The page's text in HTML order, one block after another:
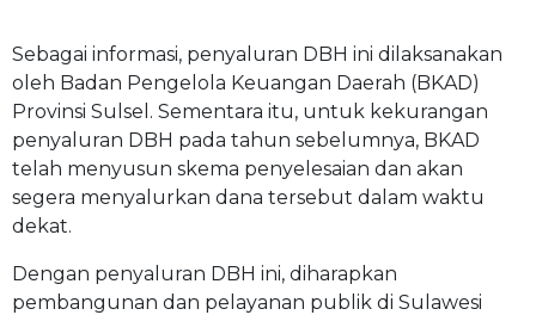
Sebagai informasi, penyaluran DBH ini dilaksanakan
oleh Badan Pengelola Keuangan Daerah (BKAD)
Provinsi Sulsel. Sementara itu, untuk kekurangan
penyaluran DBH pada tahun sebelumnya, BKAD
telah menyusun skema penyelesaian dan akan
segera menyalurkan dana tersebut dalam waktu
dekat.
Dengan penyaluran DBH ini, diharapkan
pembangunan dan pelayanan publik di Sulawesi